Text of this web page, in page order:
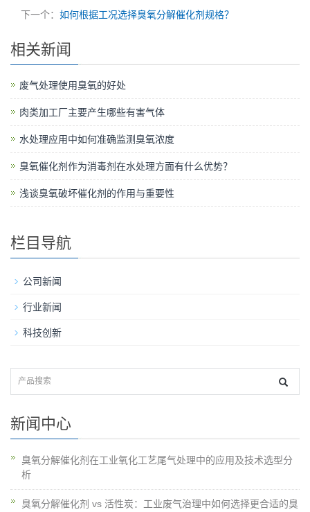
下一个： 如何根据工况选择臭氧分解催化剂规格？
相关新闻
废气处理使用臭氧的好处
肉类加工厂主要产生哪些有害气体
水处理应用中如何准确监测臭氧浓度
臭氧催化剂作为消毒剂在水处理方面有什么优势？
浅谈臭氧破坏催化剂的作用与重要性
栏目导航
公司新闻
行业新闻
科技创新
新闻中心
臭氧分解催化剂在工业氧化工艺尾气处理中的应用及技术选型分
析
臭氧分解催化剂 vs 活性炭：工业废气治理中如何选择更合适的臭